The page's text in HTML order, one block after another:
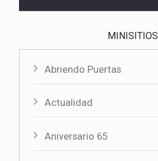
MINISITIOS
Abriendo Puertas
Actualidad
Aniversario 65